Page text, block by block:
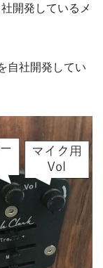
開発しているメ
自社開発してい